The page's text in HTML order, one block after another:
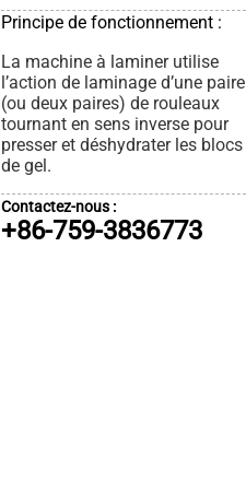
Principe de fonctionnement :
La machine à laminer utilise
l’action de laminage d’une paire
(ou deux paires) de rouleaux
tournant en sens inverse pour
presser et déshydrater les blocs
de gel.
Contactez-nous :
+86-759-3836773